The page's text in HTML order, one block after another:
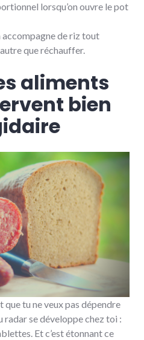
lorsqu’on ouvre le pot
accompagne de riz tout
que réchauffer.
aliments
bien
tu ne veux pas dépendre
radar se développe chez toi :
Et c’est étonnant ce